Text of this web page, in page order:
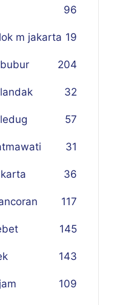
96
m jakarta 19
204
32
57
31
36
117
145
143
109